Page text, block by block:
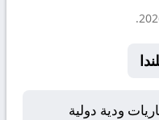
ودية دولية